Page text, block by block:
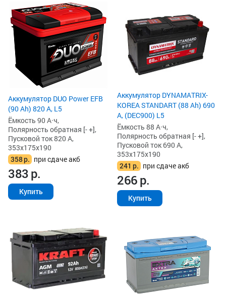
Аккумулятор DUO Power EFB
(90 Ah) 820 А, L5
Ёмкость 90 А·ч,
Полярность обратная [- +],
Пусковой ток 820 А,
353x175x190
358р. при сдаче акб
383р.
Купить
Аккумулятор DYNAMATRIX-
KOREA STANDART (88 Ah) 690
А, (DEC900) L5
Ёмкость 88 А·ч,
Полярность обратная [- +],
Пусковой ток 690 А,
353x175x190
241 р. при сдаче акб
266р.
Купить